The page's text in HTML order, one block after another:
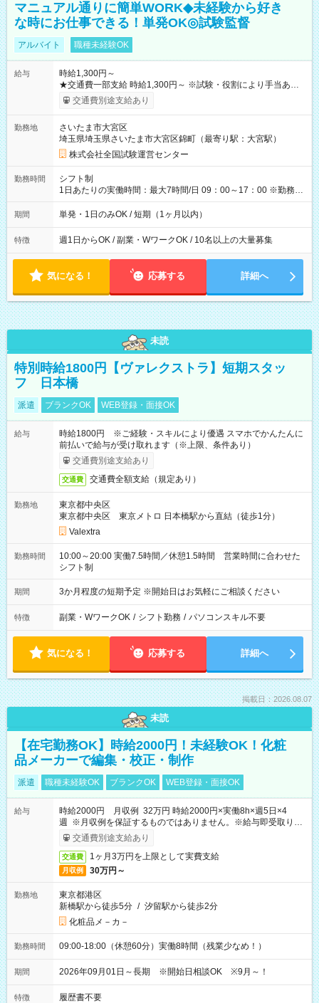
マニュアル通りに簡単WORK◆未経験から好き
な時にお仕事できる！単発OK◎試験監督
アルバイト 職種未経験OK
給与
時給1,300円～
★交通費一部支給 時給1,300円～ ※試験・役割により手当あり
※勤務回数により昇給あり 【即給（前払い）オプションあ
り！】 希望される場合、勤務から1週間ほどで給与の一部を受け
例】 ・河合塾模擬試験 8:30～17:30（休憩1時間） 時給1,300円
×8時間＝日収10,400円＋交通費 ※当日の役割により時給＋100
円の場合あり ・国家試験 7:00～13:30（休憩なし） 時給1,300
円（役割手当＋100円）×6時間＝日収8,400円＋交通費 【試用期
間】試用期間なし
交通費別途支給あり
勤務地
さいたま市大宮区
埼玉県埼玉県さいたま市大宮区錦町（最寄り駅：大宮駅）
株式会社全国試験運営センター
勤務時間
シフト制
1日あたりの実働時間：最大7時間/日 09：00～17：00 ※勤務時
間は 試験により異なります。
期間 単発・1日のみOK / 短期（1ヶ月以内）
特徴 週1日からOK / 副業・WワークOK / 10名以上の大量募集
気になる！ 応募する 詳細へ
未読
特別時給1800円【ヴァレクストラ】短期スタッ
フ 日本橋
派遣 ブランクOK WEB登録・面接OK
給与
時給1800円 ※ご経験・スキルにより優遇 スマホでかんたんに
前払いで給与が受け取れます（※上限、条件あり）
交通費別途支給あり
交通費 交通費全額支給（規定あり）
勤務地
東京都中央区
東京都中央区 東京メトロ 日本橋駅から直結（徒歩1分）
Valextra
勤務時間
10:00～20:00 実働7.5時間／休憩1.5時間 営業時間に合わせた
シフト制
期間 3か月程度の短期予定 ※開始日はお気軽にご相談ください
特徴 副業・WワークOK / シフト勤務 / パソコンスキル不要
気になる！ 応募する 詳細へ
掲載日：2026.08.07
未読
【在宅勤務OK】時給2000円！未経験OK！化粧
品メーカーで編集・校正・制作
派遣 職種未経験OK ブランクOK WEB登録・面接OK
給与
時給2000円 月収例 32万円 時給2000円×実働8h×週5日×4
週 ※月収例を保証するものではありません。※給与即受取りサ
ービス利用可（利用条件有）
交通費別途支給あり
交通費 1ヶ月3万円を上限として実費支給
月収例 30万円～
勤務地
東京都港区
新橋駅から徒歩5分 / 汐留駅から徒歩2分
化粧品メ－カ－
勤務時間 09:00-18:00（休憩60分）実働8時間（残業少なめ！）
期間 2026年09月01日～長期 ※開始日相談OK ※9月～！
特徴 履歴書不要